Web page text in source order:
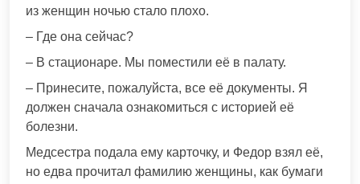
из женщин ночью стало плохо.
– Где она сейчас?
– В стационаре. Мы поместили её в палату.
– Принесите, пожалуйста, все её документы. Я
должен сначала ознакомиться с историей её
болезни.
Медсестра подала ему карточку, и Федор взял её,
но едва прочитал фамилию женщины, как бумаги